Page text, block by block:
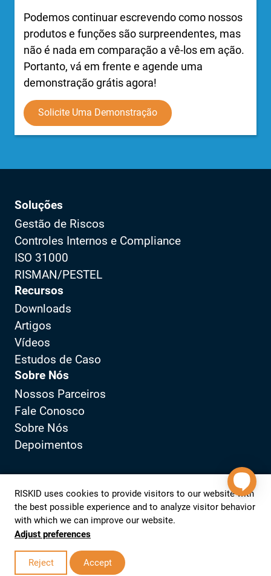
RISKID uses cookies to provide visitors to our website with
the best possible experience and to analyze visitor behavior
with which we can improve our website.
Adjust preferences
Reject Accept
Podemos continuar escrevendo como nossos
produtos e funções são surpreendentes, mas
não é nada em comparação a vê-los em ação.
Portanto, vá em frente e agende uma
demonstração grátis agora!
Solicite Uma Demonstração
Soluções
Gestão de Riscos
Controles Internos e Compliance
ISO 31000
RISMAN/PESTEL
Recursos
Downloads
Artigos
Vídeos
Estudos de Caso
Sobre Nós
Nossos Parceiros
Fale Conosco
Sobre Nós
Depoimentos
Política de PrivacidadePortal do Cliente
View LinkedIn from RISKID
View YouTube from RISKID
© 2026 RISKIDRealization website:
Digital Partner